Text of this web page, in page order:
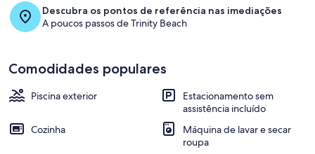
Descubra os pontos de referência nas imediações
A poucos passos de Trinity Beach
Comodidades populares
Piscina exterior
Estacionamento sem
assistência incluído
Cozinha
Máquina de lavar e secar
roupa